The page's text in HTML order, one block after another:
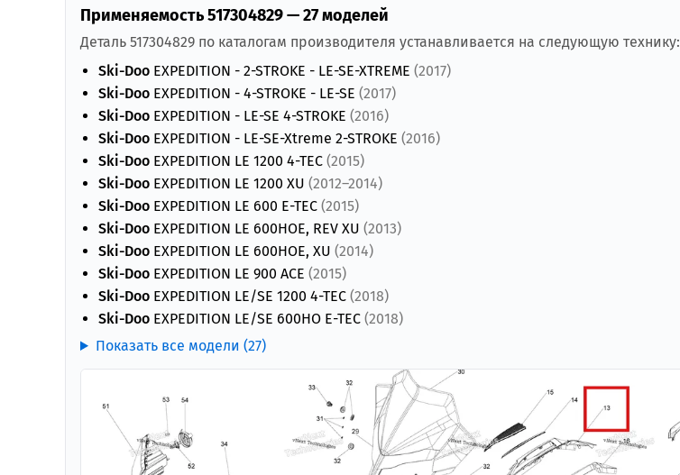
Применяемость 517304829 — 27 моделей
Деталь 517304829 по каталогам производителя устанавливается на следующую технику:
Ski-Doo EXPEDITION - 2-STROKE - LE-SE-XTREME (2017)
Ski-Doo EXPEDITION - 4-STROKE - LE-SE (2017)
Ski-Doo EXPEDITION - LE-SE 4-STROKE (2016)
Ski-Doo EXPEDITION - LE-SE-Xtreme 2-STROKE (2016)
Ski-Doo EXPEDITION LE 1200 4-TEC (2015)
Ski-Doo EXPEDITION LE 1200 XU (2012–2014)
Ski-Doo EXPEDITION LE 600 E-TEC (2015)
Ski-Doo EXPEDITION LE 600HOE, REV XU (2013)
Ski-Doo EXPEDITION LE 600HOE, XU (2014)
Ski-Doo EXPEDITION LE 900 ACE (2015)
Ski-Doo EXPEDITION LE/SE 1200 4-TEC (2018)
Ski-Doo EXPEDITION LE/SE 600HO E-TEC (2018)
Показать все модели (27)